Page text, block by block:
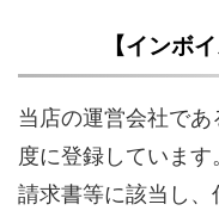
【インボ
当店の運営会社であ
度に登録していま
請求書等に該当し